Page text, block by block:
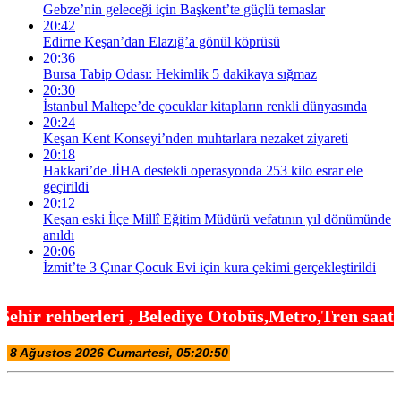
Gebze’nin geleceği için Başkent’te güçlü temaslar
20:42
Edirne Keşan’dan Elazığ’a gönül köprüsü
20:36
Bursa Tabip Odası: Hekimlik 5 dakikaya sığmaz
20:30
İstanbul Maltepe’de çocuklar kitapların renkli dünyasında
20:24
Keşan Kent Konseyi’nden muhtarlara nezaket ziyareti
20:18
Hakkari’de JİHA destekli operasyonda 253 kilo esrar ele
geçirildi
20:12
Keşan eski İlçe Millî Eğitim Müdürü vefatının yıl dönümünde
anıldı
20:06
İzmit’te 3 Çınar Çocuk Evi için kura çekimi gerçekleştirildi
, Belediye Otobüs,Metro,Tren saatleri